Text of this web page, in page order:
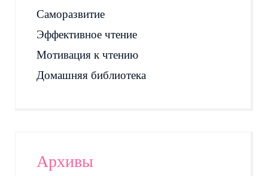
Саморазвитие
Эффективное чтение
Мотивация к чтению
Домашняя библиотека
Архивы